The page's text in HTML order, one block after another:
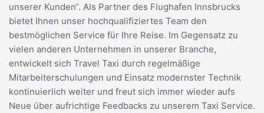
unserer Kunden“. Als Partner des Flughafen Innsbrucks
bietet Ihnen unser hochqualifiziertes Team den
bestmöglichen Service für Ihre Reise. Im Gegensatz zu
vielen anderen Unternehmen in unserer Branche,
entwickelt sich Travel Taxi durch regelmäßige
Mitarbeiterschulungen und Einsatz modernster Technik
kontinuierlich weiter und freut sich immer wieder aufs
Neue über aufrichtige Feedbacks zu unserem Taxi Service.